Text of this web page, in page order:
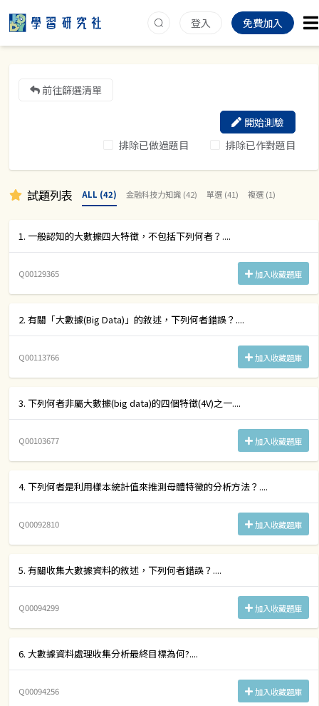
登入 免費加入
前往篩選清單
排除已做過題目 排除已作對題目
開始測驗
試題列表 ALL (42) 金融科技力知識 (42) 單選 (41) 複選 (1)
1. 一般認知的大數據四大特徵，不包括下列何者？....
Q00129365 加入收藏題庫
2. 有關「大數據(Big Data)」的敘述，下列何者錯誤？....
Q00113766 加入收藏題庫
3. 下列何者非屬大數據(big data)的四個特徵(4V)之一....
Q00103677 加入收藏題庫
4. 下列何者是利用樣本統計值來推測母體特徵的分析方法？....
Q00092810 加入收藏題庫
5. 有關收集大數據資料的敘述，下列何者錯誤？....
Q00094299 加入收藏題庫
6. 大數據資料處理收集分析最終目標為何?....
Q00094256 加入收藏題庫